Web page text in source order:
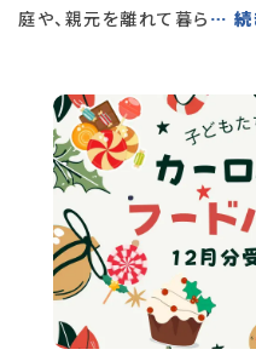
庭や、親元を離れて暮ら … 続